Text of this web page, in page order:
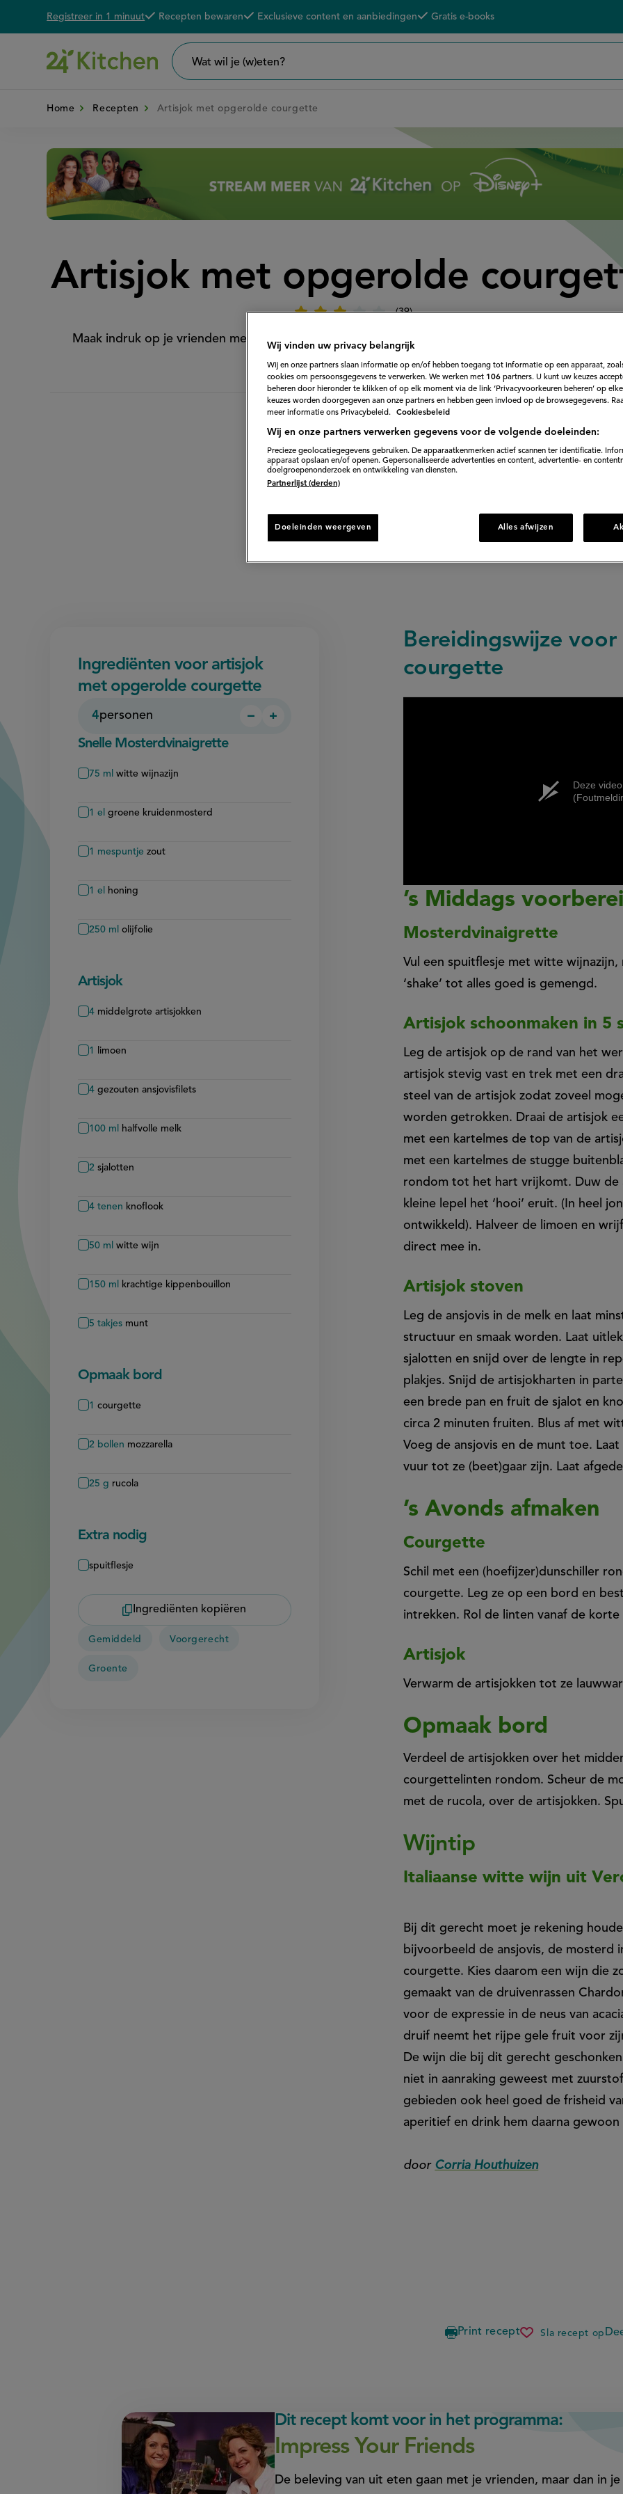
Overslaan
inhoud
Registreer in 1 minuut
De voordelen van een 24K account
Recepten bewaren Exclusieve content en aanbiedingen Gratis e-books
wil
Home Recepten Artisjok met opgerolde courgette
Disney+
Artisjok met opgerolde
39
met
opgerolde
courgette'
Maak indruk op je vrienden met dit Italiaanse voorgerecht van artisjok met opgerolde courgette
mozzarella.
Direct naar recept
Ingrediënten voor artisjok
met opgerolde courgette
4personen
Persoon
−
Persoon
+
Snelle Mosterdvinaigrette
75 ml witte wijnazijn
1 el groene kruidenmosterd
1 mespuntje zout
1 el honing
250 ml olijfolie
Artisjok
4 middelgrote artisjokken
1 limoen
4 gezouten ansjovisfilets
100 ml halfvolle melk
2 sjalotten
4 tenen knoflook
50 ml witte wijn
150 ml krachtige kippenbouillon
5 takjes munt
Opmaak bord
1 courgette
2 bollen mozzarella
25 g rucola
Extra nodig
spuitflesje
Ingrediënten kopiëren
Gemiddeld Voorgerecht
Groente
Bereidingswijze
courgette
Deze
’s Middags
Mosterdvinaigrette
Vul een spuitflesje met witte
‘shake’ tot alles goed is gemengd.
Artisjok schoonmaken in 5
Leg de artisjok op de rand van het
artisjok stevig vast en trek met een
steel van de artisjok zodat zoveel
worden getrokken. Draai de artisjok
met een kartelmes de top van de
met een kartelmes de stugge
rondom tot het hart vrijkomt. Duw de
kleine lepel het ‘hooi’ eruit. (In heel
ontwikkeld). Halveer de limoen en
direct mee in.
Artisjok stoven
Leg de ansjovis in de melk en laat
structuur en smaak worden. Laat
sjalotten en snijd over de lengte in
plakjes. Snijd de artisjokharten in
een brede pan en fruit de sjalot en
circa 2 minuten fruiten. Blus af met
Voeg de ansjovis en de munt toe.
vuur tot ze (beet)gaar zijn. Laat
’s Avonds afmaken
Courgette
Schil met een (hoefijzer)dunschiller
courgette. Leg ze op een bord en
intrekken. Rol de linten vanaf de
Artisjok
Verwarm de artisjokken tot ze
Opmaak bord
Verdeel de artisjokken over het
courgettelinten rondom. Scheur de
met de rucola, over de artisjokken.
Wijntip
Italiaanse witte wijn uit
Bij dit gerecht moet je rekening
bijvoorbeeld de ansjovis, de mosterd
courgette. Kies daarom een wijn die
gemaakt van de druivenrassen
voor de expressie in de neus van
druif neemt het rijpe gele fruit voor
De wijn die bij dit gerecht
niet in aanraking geweest met
gebieden ook heel goed de frisheid
aperitief en drink hem daarna
door Corria Houthuizen
Print recept Sla recept op
artisjok
Dit recept komt voor in het programma:
Impress Your Friends
De beleving van uit eten gaan met je vrienden, maar dan in
Wij vinden uw privacy belangrijk
Wij en onze partners slaan informatie op en/of hebben toegang tot informatie op een apparaat, zoals
cookies om persoonsgegevens te verwerken. We werken met 106 partners. U kunt uw keuzes
beheren door hieronder te klikken of op elk moment via de link ‘Privacyvoorkeuren beheren’ op
keuzes worden doorgegeven aan onze partners en hebben geen invloed op de browsegegevens.
meer informatie ons Privacybeleid.
Cookiesbeleid
Wij en onze partners verwerken gegevens voor de volgende doeleinden:
Precieze geolocatiegegevens gebruiken. De apparaatkenmerken actief scannen ter identificatie.
apparaat opslaan en/of openen. Gepersonaliseerde advertenties en content, advertentie- en
doelgroepenonderzoek en ontwikkeling van diensten.
Partnerlijst (derden)
Doeleinden weergeven Alles afwijzen